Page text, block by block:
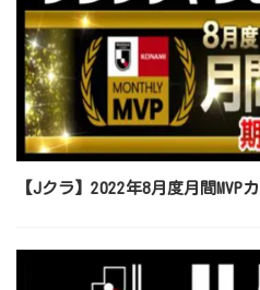
【Jクラ】2022年8月度月間MVP